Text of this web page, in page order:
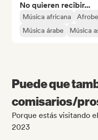
No quieren recibir...
Música africana
Música árabe
Música
Puede que
comisarios/
Porque estás visitando
2023